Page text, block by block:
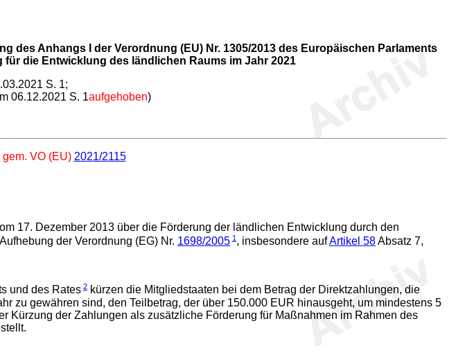
des Anhangs I der Verordnung (EU) Nr. 1305/2013 des Europäischen Parlaments
die Entwicklung des ländlichen Raums im Jahr 2021
S. 1;
06.12.2021 S. 1aufgehoben)
VO (EU) 2021/2115
17. Dezember 2013 über die Förderung der ländlichen Entwicklung durch den
der Verordnung (EG) Nr. 1698/2005 1 , insbesondere aufArtikel 58Absatz 7,
und des Rates 2 kürzen die Mitgliedstaaten bei dem Betrag der Direktzahlungen, die
zu gewähren sind, den Teilbetrag, der über 150.000 EUR hinausgeht, um mindestens 5
Kürzung der Zahlungen als zusätzliche Förderung für Maßnahmen im Rahmen des